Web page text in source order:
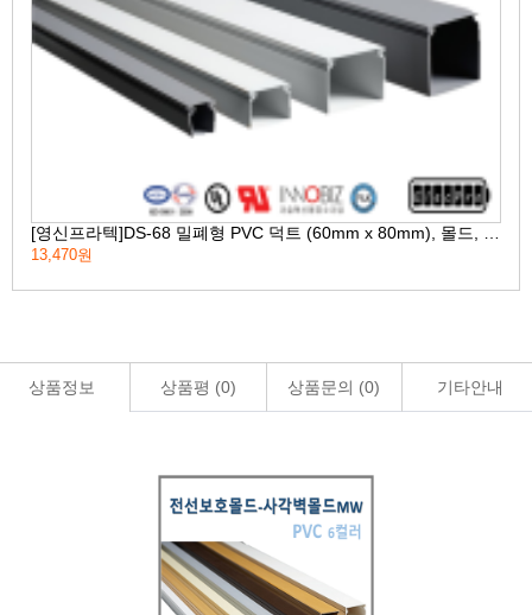
[영신프라텍]DS-68 밀폐형 PVC 덕트 (60mm x 80mm), 몰드, duct, 배선용 덕트, 회색, 백색
13,470원
상품정보 상품평 (0) 상품문의 (0) 기타안내